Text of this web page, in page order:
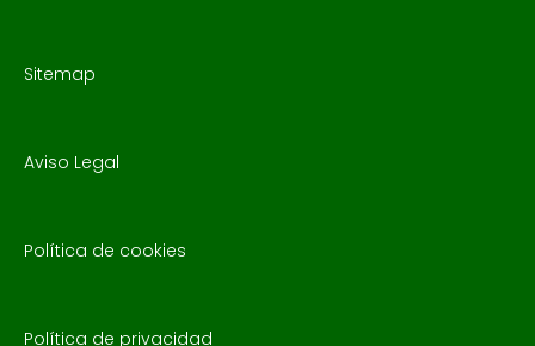
Sitemap
Aviso Legal
Política de cookies
Política de privacidad